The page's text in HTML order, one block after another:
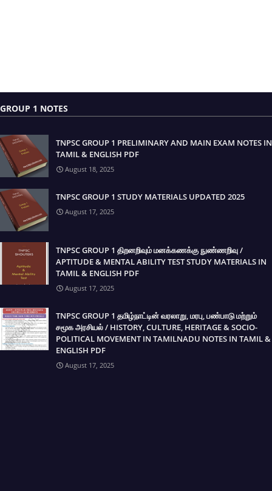
GROUP 1 NOTES
TNPSC GROUP 1 PRELIMINARY AND MAIN EXAM NOTES IN
TAMIL & ENGLISH PDF
August 18, 2025
TNPSC GROUP 1 STUDY MATERIALS UPDATED 2025
August 17, 2025
TNPSC GROUP 1 திறனறிவும் மனக்கணக்கு நுண்ணறிவு /
APTITUDE & MENTAL ABILITY TEST STUDY MATERIALS IN
TAMIL & ENGLISH PDF
August 17, 2025
TNPSC GROUP 1 தமிழ்நாட்டின் வரலாறு, மரபு, பண்பாடு மற்றும்
சமூக அரசியல் / HISTORY, CULTURE, HERITAGE & SOCIO-
POLITICAL MOVEMENT IN TAMILNADU NOTES IN TAMIL &
ENGLISH PDF
August 17, 2025